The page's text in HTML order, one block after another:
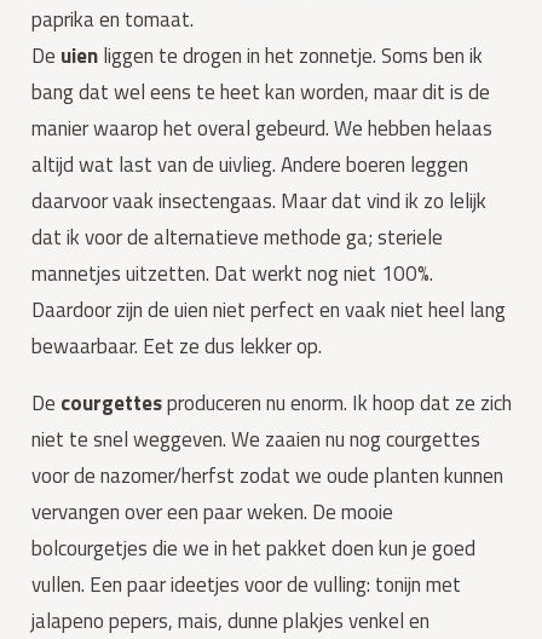
paprika en tomaat.
De uienliggen te drogen in het zonnetje. Soms ben ik
bang dat wel eens te heet kan worden, maar dit is de
manier waarop het overal gebeurd. We hebben helaas
altijd wat last van de uivlieg. Andere boeren leggen
daarvoor vaak insectengaas. Maar dat vind ik zo lelijk
dat ik voor de alternatieve methode ga; steriele
mannetjes uitzetten. Dat werkt nog niet 100%.
Daardoor zijn de uien niet perfect en vaak niet heel lang
bewaarbaar. Eet ze dus lekker op.
De courgettesproduceren nu enorm. Ik hoop dat ze zich
niet te snel weggeven. We zaaien nu nog courgettes
voor de nazomer/herfst zodat we oude planten kunnen
vervangen over een paar weken. De mooie
bolcourgetjes die we in het pakket doen kun je goed
vullen. Een paar ideetjes voor de vulling: tonijn met
jalapeno pepers, mais, dunne plakjes venkel en